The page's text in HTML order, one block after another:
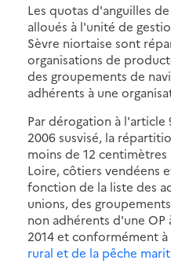
Les quotas d'anguilles
alloués à l'unité de
Sèvre niortaise sont
organisations de
des groupements de
adhérents à une
Par dérogation à
2006 susvisé, la
moins de 12
Loire, côtiers vendéens
fonction de la liste des
unions, des
non adhérents d'une OP
2014 et conformément à
rural et de la pêche